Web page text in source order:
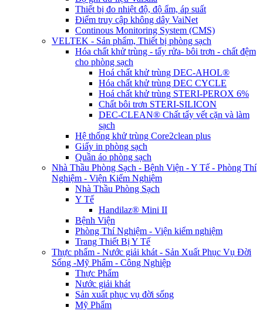
Thiết bị đo nhiệt độ, độ ẩm, áp suất
Điểm truy cập không dây VaiNet
Continous Monitoring System (CMS)
VELTEK - Sản phẩm, Thiết bị phòng sạch
Hóa chất khử trùng - tẩy rửa- bôi trơn - chất đệm
cho phòng sạch
Hoá chất khử trùng DEC-AHOL®
Hóa chất khử trùng DEC CYCLE
Hoá chất khử trùng STERI-PEROX 6%
Chất bôi trơn STERI-SILICON
DEC-CLEAN® Chất tẩy vết cặn và làm
sạch
Hệ thống khử trùng Core2clean plus
Giấy in phòng sạch
Quần áo phòng sạch
Nhà Thầu Phòng Sạch - Bệnh Viện - Y Tế - Phòng Thí
Nghiệm - Viện Kiểm Nghiệm
Nhà Thầu Phòng Sạch
Y Tế
Handilaz® Mini II
Bệnh Viện
Phòng Thí Nghiệm - Viện kiểm nghiệm
Trang Thiết Bị Y Tế
Thực phẩm - Nước giải khát - Sản Xuất Phục Vụ Đời
Sống -Mỹ Phẩm - Công Nghiệp
Thực Phẩm
Nước giải khát
Sản xuất phục vụ đời sống
Mỹ Phẩm